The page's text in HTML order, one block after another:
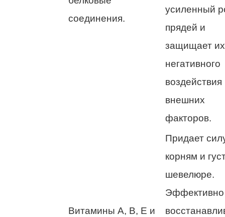
соединения.
усиленный
прядей и
защищает
негативного
воздействия
внешних
факторов.
Витамины А, В, Е и
Придает
корням и
шевелюре.
Эффективно